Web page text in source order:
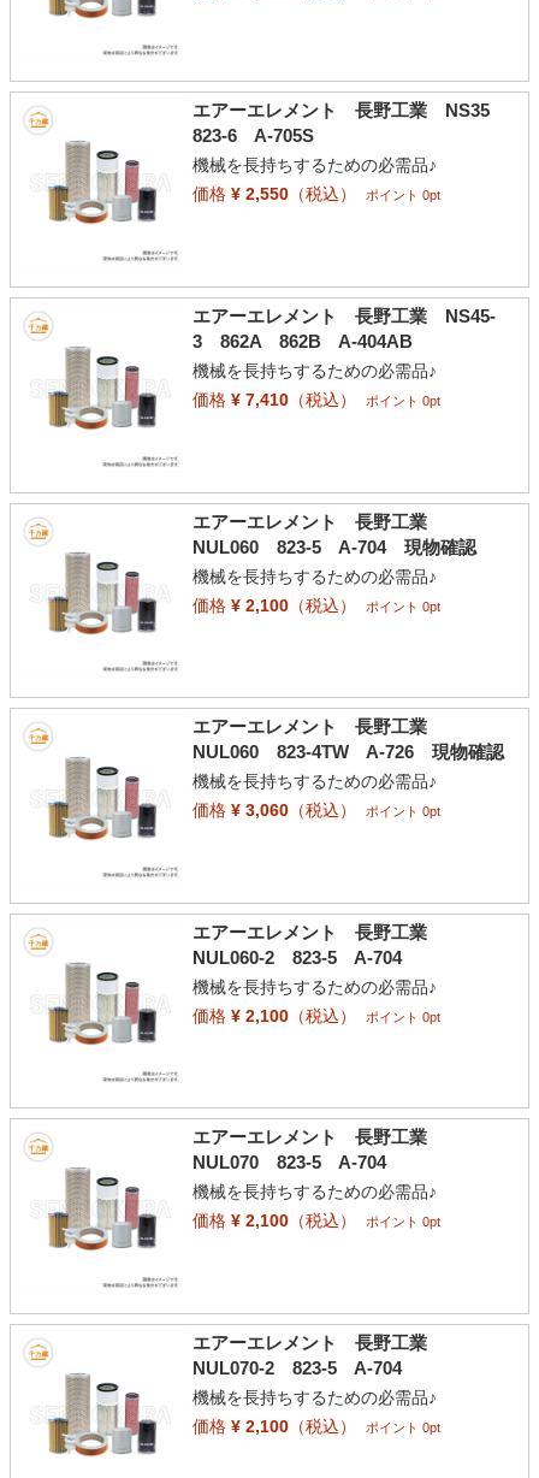
エアーエレメント 長野工業 NS35
823-6 A-705S
機械を長持ちするための必需品♪
価格¥ 2,550（税込） ポイント 0pt
エアーエレメント 長野工業 NS45-
3 862A 862B A-404AB
機械を長持ちするための必需品♪
価格¥ 7,410（税込） ポイント 0pt
エアーエレメント 長野工業
NUL060 823-5 A-704 現物確認
機械を長持ちするための必需品♪
価格¥ 2,100（税込） ポイント 0pt
エアーエレメント 長野工業
NUL060 823-4TW A-726 現物確認
機械を長持ちするための必需品♪
価格¥ 3,060（税込） ポイント 0pt
エアーエレメント 長野工業
NUL060-2 823-5 A-704
機械を長持ちするための必需品♪
価格¥ 2,100（税込） ポイント 0pt
エアーエレメント 長野工業
NUL070 823-5 A-704
機械を長持ちするための必需品♪
価格¥ 2,100（税込） ポイント 0pt
エアーエレメント 長野工業
NUL070-2 823-5 A-704
機械を長持ちするための必需品♪
価格¥ 2,100（税込） ポイント 0pt